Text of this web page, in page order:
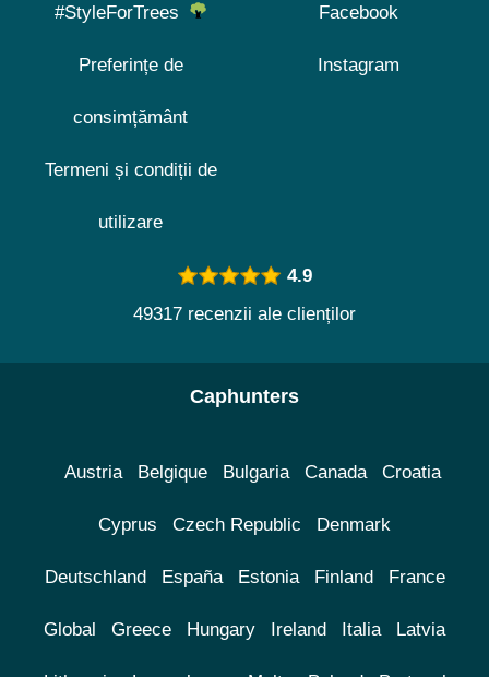
#StyleForTrees
Preferințe de
consimțământ
Termeni și condiții de
utilizare
Facebook
Instagram
4.9
49317 recenzii ale clienților
Caphunters
Austria Belgique Bulgaria Canada Croatia
Cyprus Czech Republic Denmark
Deutschland España Estonia Finland France
Global Greece Hungary Ireland Italia Latvia